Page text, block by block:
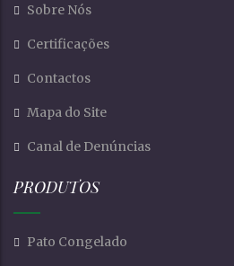
Sobre Nós
Certificações
Contactos
Mapa do Site
Canal de Denúncias
PRODUTOS
Pato Congelado